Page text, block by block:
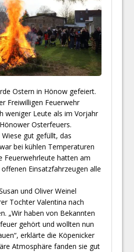
Ostern in Hönow gefeiert.
Freiwilligen Feuerwehr
weniger Leute als im Vorjahr
Osterfeuers.
gut gefüllt, das
bei kühlen Temperaturen
Feuerwehrleute hatten am
Einsatzfahrzeugen alle
und Oliver Weinel
Tochter Valentina nach
„Wir haben von Bekannten
gehört und wollten nun
erklärte die Köpenicker
Atmosphäre fanden sie gut